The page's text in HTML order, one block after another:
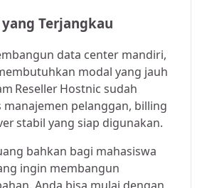
Terjangkau
data center mandiri,
modal yang jauh
Reseller Hostnic sudah
pelanggan, billing
stabil yang siap digunakan.
bahkan bagi mahasiswa
ingin membangun